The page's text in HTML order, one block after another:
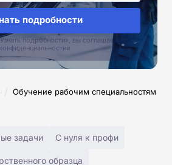
подробности
подробности», вы соглашаетесь с
/ Обучение рабочим специальностям
задачи С нуля к профи
образца